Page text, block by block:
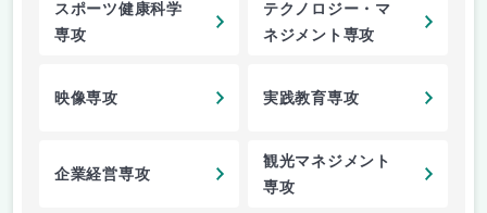
スポーツ健康科学
専攻
テクノロジー・マ
ネジメント専攻
映像専攻 実践教育専攻
企業経営専攻
観光マネジメント
専攻